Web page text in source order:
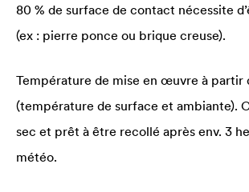
80 % de surface de contact nécessite
(ex : pierre ponce ou brique creuse).
Température de mise en œuvre à partir
(température de surface et ambiante).
sec et prêt à être recollé après env. 3
météo.